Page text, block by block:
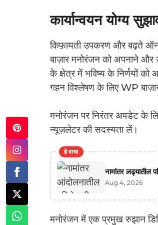
कार्यान्वयन योग्य
किफ़ायती उपकरण और बढ़ते
बाज़ार मनोरंजन को अपनाने और
के क्षेत्र में भविष्य के निर्णयों
गहन विश्लेषण के लिए WP
मनोरंजन पर निरंतर अपडेट के
न्यूज़लेटर की सदस्यता लें।
हे वाचा
नामांतर लढ्यातील
Aug 4, 2026
मनोरंजन में एक प्रमुख रुझान